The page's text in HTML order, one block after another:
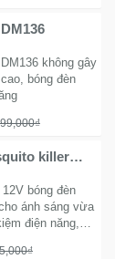
không gây
bóng đèn
killer
bóng đèn
ánh sáng vừa
điện năng,